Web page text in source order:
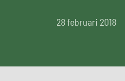
28 februari 2018